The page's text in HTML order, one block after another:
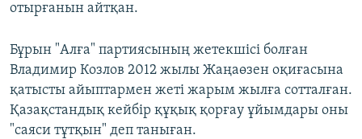
отырғанын айтқан.
Бұрын "Алға" партиясының жетекшісі болған
Владимир Козлов 2012 жылы Жаңаөзен оқиғасына
қатысты айыптармен жеті жарым жылға сотталған.
Қазақстандық кейбір құқық қорғау ұйымдары оны
"саяси тұтқын" деп таныған.